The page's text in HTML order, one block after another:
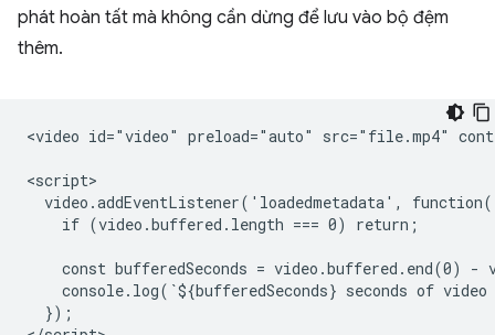
phát hoàn tất mà không cần dừng để lưu vào bộ đệm
thêm.
<video id="video" preload="auto" src="file.mp4"
<script>
video.addEventListener('loadedmetadata',
    if (video.buffered.length === 0) return;
const bufferedSeconds = video.buffered.end(0) -
console.log(`${bufferedSeconds} seconds of
  });